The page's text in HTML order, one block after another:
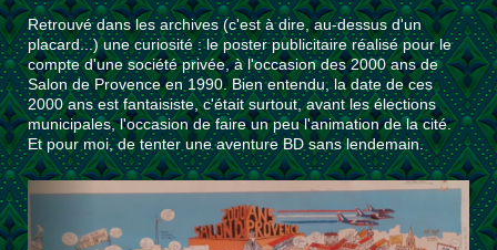
Retrouvé dans les archives (c'est à dire, au-dessus d'un
placard...) une curiosité : le poster publicitaire réalisé pour le
compte d'une société privée, à l'occasion des 2000 ans de
Salon de Provence en 1990. Bien entendu, la date de ces
2000 ans est fantaisiste, c'était surtout, avant les élections
municipales, l'occasion de faire un peu l'animation de la cité.
Et pour moi, de tenter une aventure BD sans lendemain.